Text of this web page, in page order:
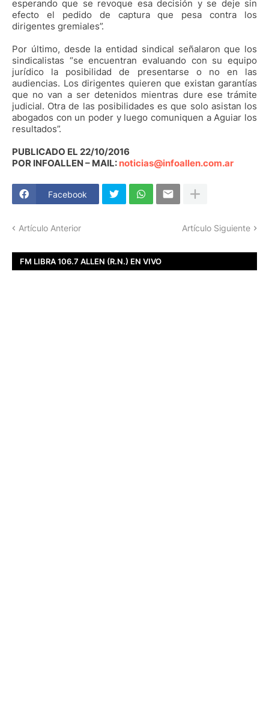
esperando que se revoque esa decisión y se deje sin
efecto el pedido de captura que pesa contra los
dirigentes gremiales”.
Por último, desde la entidad sindical señalaron que los
sindicalistas “se encuentran evaluando con su equipo
jurídico la posibilidad de presentarse o no en las
audiencias. Los dirigentes quieren que existan garantías
que no van a ser detenidos mientras dure ese trámite
judicial. Otra de las posibilidades es que solo asistan los
abogados con un poder y luego comuniquen a Aguiar los
resultados”.
PUBLICADO EL 22/10/2016
POR INFOALLEN – MAIL: noticias@infoallen.com.ar
Facebook
Artículo Anterior Artículo Siguiente
FM LIBRA 106.7 ALLEN (R.N.) EN VIVO